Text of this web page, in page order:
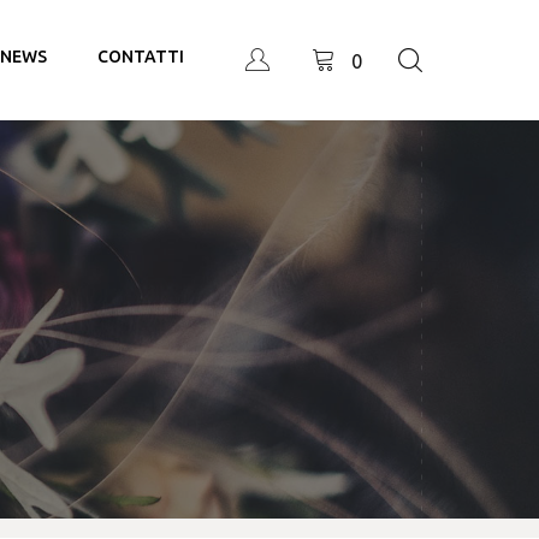
NEWS CONTATTI 0